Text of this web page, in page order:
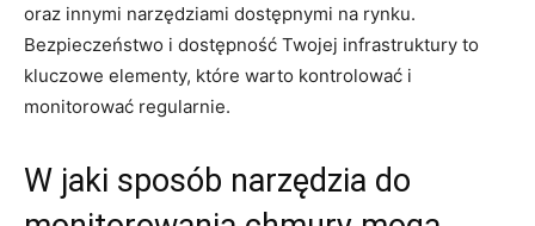
oraz⁣ innymi narzędziami‍ dostępnymi na rynku.
Bezpieczeństwo i dostępność Twojej infrastruktury to
kluczowe ‌elementy, ⁣które⁢ warto kontrolować i
⁢monitorować regularnie.
W jaki sposób narzędzia do